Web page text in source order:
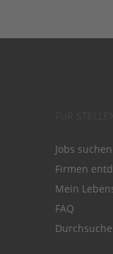
Jobs suchen
Firmen
Mein
FAQ